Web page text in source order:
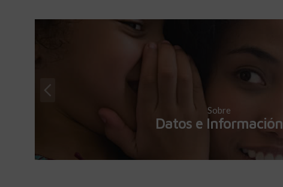
Sobre
Datos e Información